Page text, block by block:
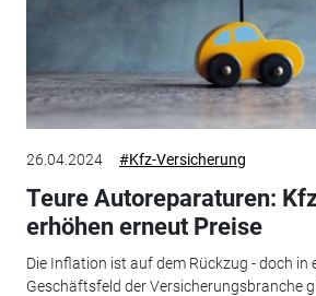
26.04.2024 #Kfz-Versicherung
Teure Autoreparaturen:
erhöhen erneut Preise
Die Inflation ist auf dem Rückzug - doch in
Geschäftsfeld der Versicherungsbranche